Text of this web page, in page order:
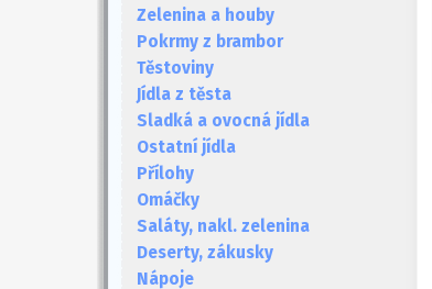
Zelenina a houby
Pokrmy z brambor
Těstoviny
Jídla z těsta
Sladká a ovocná jídla
Ostatní jídla
Přílohy
Omáčky
Saláty, nakl. zelenina
Deserty, zákusky
Nápoje